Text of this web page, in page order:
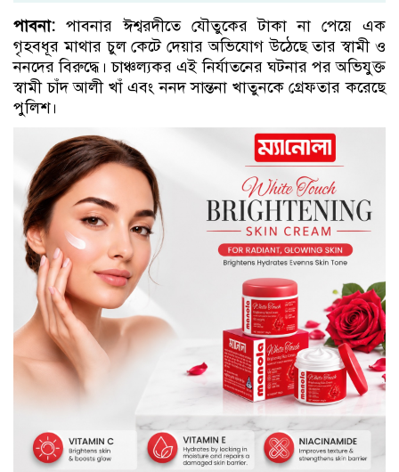
পাবনা: পাবনার ঈশ্বরদীতে যৌতুকের টাকা না পেয়ে এক
গৃহবধূর মাথার চুল কেটে দেয়ার অভিযোগ উঠেছে তার স্বামী ও
ননদের বিরুদ্ধে। চাঞ্চল্যকর এই নির্যাতনের ঘটনার পর অভিযুক্ত
স্বামী চাঁদ আলী খাঁ এবং ননদ সান্তনা খাতুনকে গ্রেফতার করেছে
পুলিশ।